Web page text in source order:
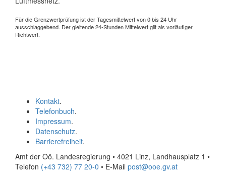
Für die Grenzwertprüfung ist der Tagesmittelwert von 0 bis 24 Uhr
ausschlaggebend. Der gleitende 24-Stunden Mittelwert gilt als vorläufiger
Richtwert.
Kontakt.
Telefonbuch.
Impressum.
Datenschutz.
Barrierefreiheit.
Amt der Oö. Landesregierung • 4021 Linz, Landhausplatz 1 •
Telefon (+43 732) 77 20-0 • E-Mail post@ooe.gv.at